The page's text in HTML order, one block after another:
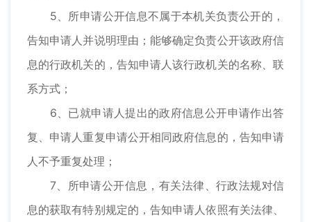
5、所申请公开信息不属于本机关负责公开的，
告知申请人并说明理由；能够确定负责公开该政府信
息的行政机关的，告知申请人该行政机关的名称、联
系方式；
6、已就申请人提出的政府信息公开申请作出答
复、申请人重复申请公开相同政府信息的，告知申请
人不予重复处理；
7、所申请公开信息，有关法律、行政法规对信
息的获取有特别规定的，告知申请人依照有关法律、